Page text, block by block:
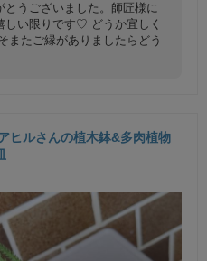
うございました。師匠様に
しい限りです♡ どうか宜しく
またご縁がありましたらどう
ヒルさんの植木鉢&多肉植物